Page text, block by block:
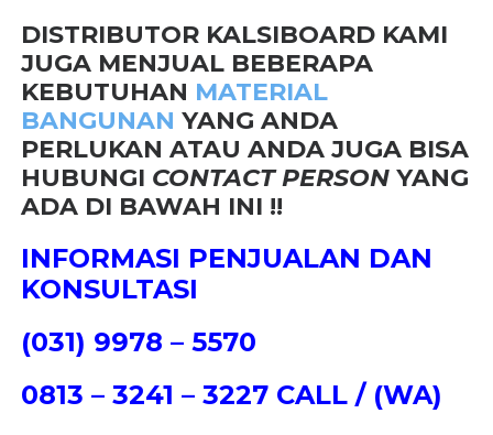
DISTRIBUTOR KALSIBOARD KAMI
JUGA MENJUAL BEBERAPA
KEBUTUHAN MATERIAL
BANGUNAN YANG ANDA
PERLUKAN ATAU ANDA JUGA BISA
HUBUNGI CONTACT PERSONYANG
ADA DI BAWAH INI !!
INFORMASI PENJUALAN DAN
KONSULTASI
(031) 9978 – 5570
0813 – 3241 – 3227 CALL / (WA)